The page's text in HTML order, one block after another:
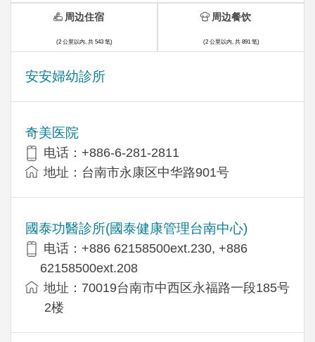
安安婦幼診所
奇美医院
电话：+886-6-281-2811
地址：台南市永康区中华路901号
國泰功醫診所(國泰健康管理台南中心)
电话：+886 62158500ext.230, +886
62158500ext.208
地址：70019台南市中西区永福路一段185号
2楼
周边住宿
(2 公里以内, 共 543 笔)
周边餐饮
(2 公里以内, 共 891 笔)